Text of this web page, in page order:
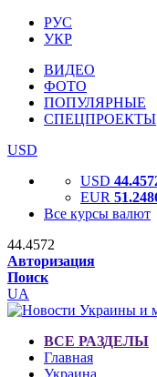
РУС
УКР
ВИДЕО
ФОТО
ПОПУЛЯРНЫЕ
СПЕЦПРОЕКТЫ
USD
USD
EUR
Все курсы валют
44.4572
Авторизация
Поиск
UA
ВСЕ РАЗДЕЛЫ
Главная
Украина